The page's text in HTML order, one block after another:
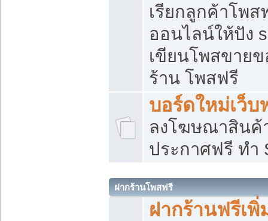
เรียกลูกค้าโพส
ออนไลน์ให้ปัง
เขียนโพสขาย
ร้าน โพสฟรี
บอร์ดใหม่เว็บ
ลงโฆษณาสิน
ประกาศฟรี ทำ
ฝากร้านโพสฟรี
ฝากร้านฟรีเ